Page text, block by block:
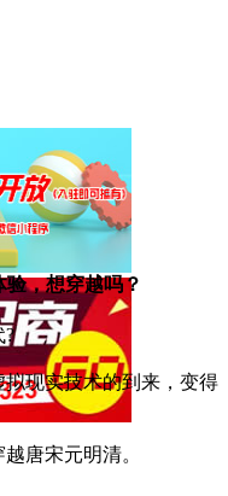
，想穿越吗？
?
现实技术的到来，变得
唐宋元明清。